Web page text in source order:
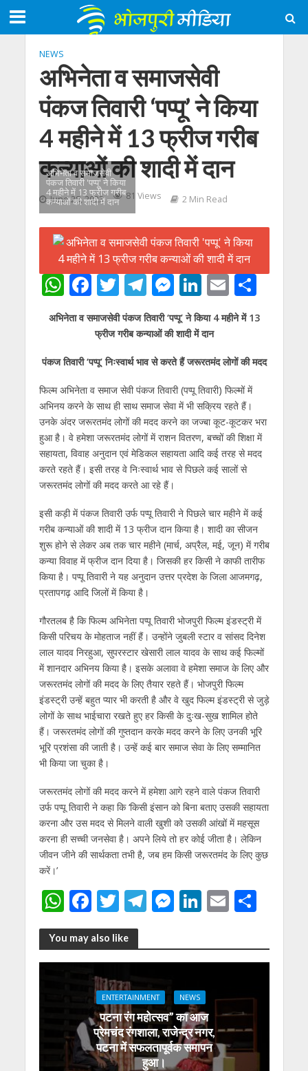
NEWS
अभिनेता व समाजसेवी
पंकज तिवारी ‘पप्पू’ ने किया
4 महीने में 13 फ्रीज गरीब
कन्याओं की शादी में दान
June 28, 2023 81 Views 2 Min Read
अभिनेता व समाजसेवी
पंकज तिवारी 'पप्पू' ने किया
4 महीने में 13 फ्रीज गरीब
कन्याओं की शादी में दान
W
h
at
s
A
p
p
F
ac
e
b
o
o
k
T
w
itt
er
T
el
e
gr
a
m
M
e
ss
e
n
g
er
Li
n
k
e
dI
n
E
m
ai
l
S
h
ar
e
अभिनेता व समाजसेवी पंकज तिवारी ‘पप्पू’ ने किया 4 महीने में 13
फ्रीज गरीब कन्याओं की शादी में दान
पंकज तिवारी ‘पप्पू’ निःस्वार्थ भाव से करते हैं जरूरतमंद लोगों की मदद
फिल्म अभिनेता व समाज सेवी पंकज तिवारी (पप्पू तिवारी) फिल्मों में
अभिनय करने के साथ ही साथ समाज सेवा में भी सक्रिय रहते हैं।
उनके अंदर जरूरतमंद लोगों की मदद करने का जज्बा कूट-कूटकर भरा
हुआ है। वे हमेशा जरूरतमंद लोगों में राशन वितरण, बच्चों की शिक्षा में
सहायता, विवाह अनुदान एवं मेडिकल सहायता आदि कई तरह से मदद
करते रहते हैं। इसी तरह वे निःस्वार्थ भाव से पिछले कई सालों से
जरूरतमंद लोगों की मदद करते आ रहे हैं।
इसी कड़ी में पंकज तिवारी उर्फ पप्पू तिवारी ने पिछले चार महीने में कई
गरीब कन्याओं की शादी में 13 फ्रीज दान किया है। शादी का सीजन
शुरू होने से लेकर अब तक चार महीने (मार्च, अप्रैल, मई, जून) में गरीब
कन्या विवाह में फ्रीज दान दिया है। जिसकी हर किसी ने काफी तारीफ
किया है। पप्पू तिवारी ने यह अनुदान उत्तर प्रदेश के जिला आजमगढ़,
प्रतापगढ़ आदि जिलों में किया है।
गौरतलब है कि फिल्म अभिनेता पप्पू तिवारी भोजपुरी फिल्म इंडस्ट्री में
किसी परिचय के मोहताज नहीं हैं। उन्होंने जुबली स्टार व सांसद दिनेश
लाल यादव निरहुआ, सुपरस्टार खेसारी लाल यादव के साथ कई फिल्मों
में शानदार अभिनय किया है। इसके अलावा वे हमेशा समाज के लिए और
जरूरतमंद लोगों की मदद के लिए तैयार रहते हैं। भोजपुरी फिल्म
इंडस्ट्री उन्हें बहुत प्यार भी करती है और वे खुद फिल्म इंडस्ट्री से जुड़े
लोगों के साथ भाईचारा रखते हुए हर किसी के दुःख-सुख शामिल होते
हैं। जरूरतमंद लोगों की गुप्तदान करके मदद करने के लिए उनकी भूरि
भूरि प्रशंसा की जाती है। उन्हें कई बार समाज सेवा के लिए सम्मानित
भी किया जा चुका है।
जरूरतमंद लोगों की मदद करने में हमेशा आगे रहने वाले पंकज तिवारी
उर्फ पप्पू तिवारी ने कहा कि ‘किसी इंसान को बिना बताए उसकी सहायता
करना और उस मदद से मिलने वाली खुशी को उसकी आंखों में महसूस
करना ही सच्ची जनसेवा है। अपने लिये तो हर कोई जीता है। लेकिन
जीवन जीने की सार्थकता तभी है, जब हम किसी जरूरतमंद के लिए कुछ
करें।’
W
h
at
s
p
F
ac
e
b
o
o
k
T
w
itt
er
T
e
gr
a
m
M
ss
e
n
g
er
Li
k
e
dI
n
E
ai
l
S
ar
e
You may also like
ENTERTAINMENT NEWS
पटना रंग महोत्सव” का आज
प्रेमचंद रंगशाला, राजेन्द्र नगर,
पटना में सफलतापूर्वक समापन
हुआ।